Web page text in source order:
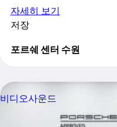
자세히 보기
저장
포르쉐 센터 수원
비디오사운드